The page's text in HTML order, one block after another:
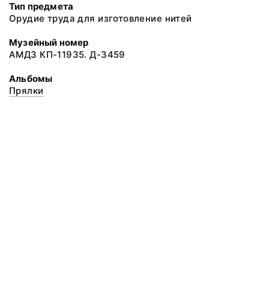
Тип предмета
Орудие труда для изготовление нитей
Музейный номер
АМДЗ КП-11935. Д-3459
Альбомы
Прялки